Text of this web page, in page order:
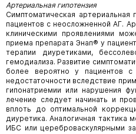
Артериальная гипотензия
Симптоматическая артериальная
пациентов с неосложненной АГ.
клиническими проявлениями
приема препарата Энап® у
терапии диуретиками,
гемодиализа. Развитие
более вероятно у пациентов
недостаточности вследствие
гипонатриемии или нарушения
лечение следует начинать и
вплоть до оптимальной
диуретика. Аналогичная тактика
ИБС или цереброваскулярными